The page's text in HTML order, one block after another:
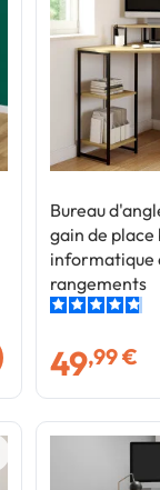
Bureau
gain de place
informatique
rangements
49,99 €